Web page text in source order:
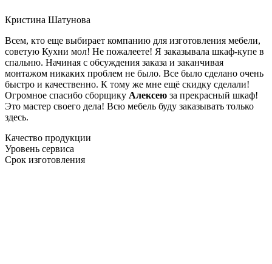
Кристина Шатунова
Всем, кто еще выбирает компанию для изготовления мебели,
советую Кухни мол! Не пожалеете! Я заказывала шкаф-купе в
спальню. Начиная с обсуждения заказа и заканчивая
монтажом никаких проблем не было. Все было сделано очень
быстро и качественно. К тому же мне ещё скидку сделали!
Огромное спасибо сборщику Алексею за прекрасный шкаф!
Это мастер своего дела! Всю мебель буду заказывать только
здесь.
Качество продукции
Уровень сервиса
Срок изготовления